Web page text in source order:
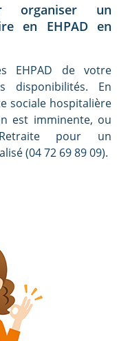
organiser un
en EHPAD en
EHPAD de votre
disponibilités. En
sociale hospitalière
est imminente, ou
pour un
(04 72 69 89 09).